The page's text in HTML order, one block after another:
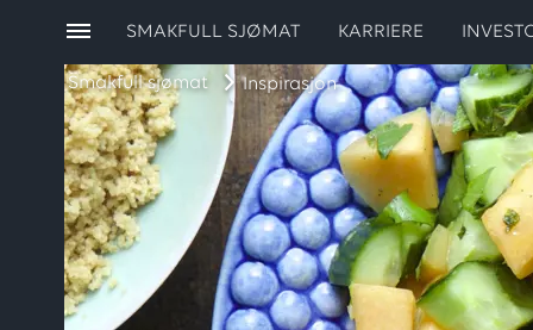
Smakfull sjømat Inspirasjon
SMAKFULL SJØMAT KARRIERE